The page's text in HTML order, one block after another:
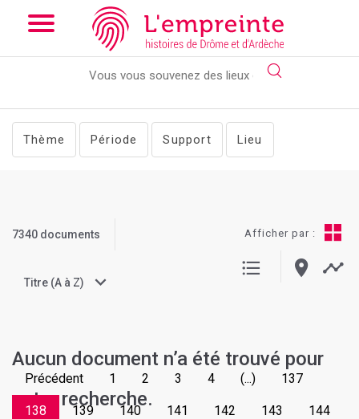
Array ( [slug] => documents [pg] => 138 )
theme.css if you want the default styling
Thème Période Support Lieu
7340 documents
Titre (A à Z)
Afficher par :
Aucun document n’a été trouvé pour
votre recherche.
Précédent 1 2 3 4 (...) 137
138 139 140 141 142 143 144